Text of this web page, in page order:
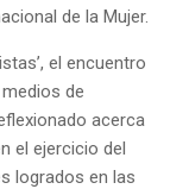
de la Mujer.
el encuentro
de
acerca
el ejercicio del
logrados en las